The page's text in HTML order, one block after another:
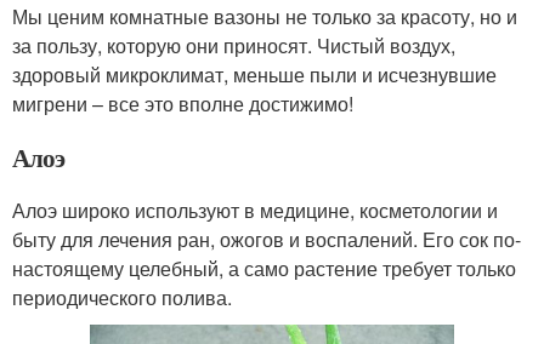
Мы ценим комнатные вазоны не только за красоту, но и
за пользу, которую они приносят. Чистый воздух,
здоровый микроклимат, меньше пыли и исчезнувшие
мигрени – все это вполне достижимо!
Алоэ
Алоэ широко используют в медицине, косметологии и
быту для лечения ран, ожогов и воспалений. Его сок по-
настоящему целебный, а само растение требует только
периодического полива.